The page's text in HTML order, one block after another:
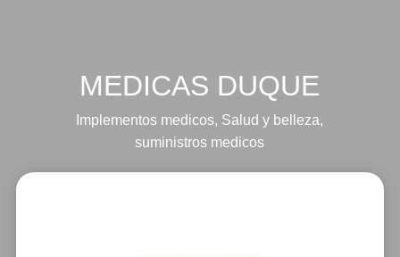
MEDICAS DUQUE
Implementos medicos, Salud y belleza,
suministros medicos